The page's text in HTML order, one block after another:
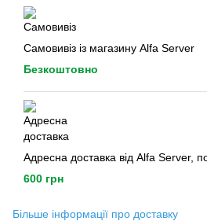
Самовивіз із магазину Alfa Server
Безкоштовно
Адресна доставка від Alfa Server,
600 грн
Більше інформації про доставку